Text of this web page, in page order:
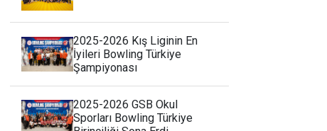
2025-2026 Kış Liginin En
İyileri Bowling Türkiye
Şampiyonası
2025-2026 GSB Okul
Sporları Bowling Türkiye